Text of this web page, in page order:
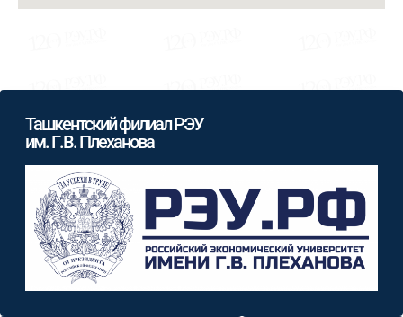
Ташкентский филиал РЭУ
им. Г.В. Плеханова